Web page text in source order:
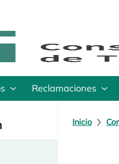
Reclamaciones
Inicio